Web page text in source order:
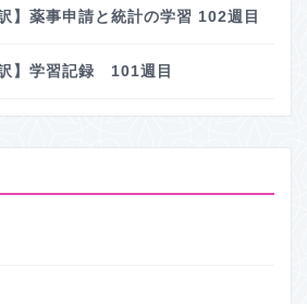
】薬事申請と統計の学習 102週目
訳】学習記録 101週目